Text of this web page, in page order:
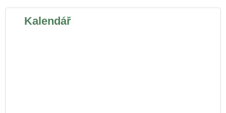
Kalendář